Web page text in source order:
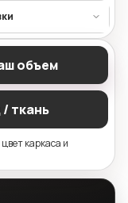
объем
ткань
каркаса и